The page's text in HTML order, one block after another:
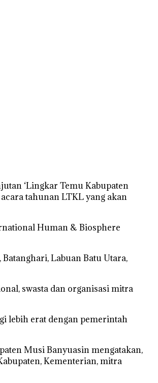
‘Lingkar Temu Kabupaten
tahunan LTKL yang akan
Human & Biosphere
Labuan Batu Utara,
swasta dan organisasi mitra
lebih erat dengan pemerintah
Musi Banyuasin mengatakan,
Kementerian, mitra